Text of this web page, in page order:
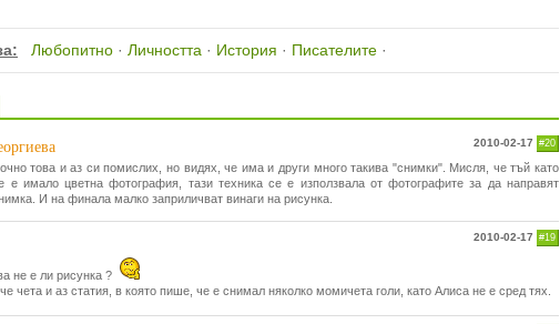
Любопитно · Личността · История · Писателите ·
2010-02-17 #20
това и аз си помислих, но видях, че има и други много такива "снимки". Мисля, че тъй като
е имало цветна фотография, тази техника се е използвала от фотографите за да направят
И на финала малко заприличват винаги на рисунка.
2010-02-17 #19
не е ли рисунка ?
чета и аз статия, в която пише, че е снимал няколко момичета голи, като Алиса не е сред тях.